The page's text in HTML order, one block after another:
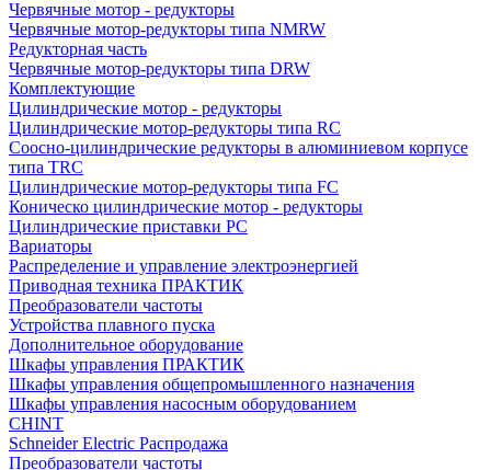
Червячные мотор - редукторы
Червячные мотор-редукторы типа NMRW
Редукторная часть
Червячные мотор-редукторы типа DRW
Комплектующие
Цилиндрические мотор - редукторы
Цилиндрические мотор-редукторы типа RC
Соосно-цилиндрические редукторы в алюминиевом корпусе
типа TRC
Цилиндрические мотор-редукторы типа FC
Коническо цилиндрические мотор - редукторы
Цилиндрические приставки PC
Вариаторы
Распределение и управление электроэнергией
Приводная техника ПРАКТИК
Преобразователи частоты
Устройства плавного пуска
Дополнительное оборудование
Шкафы управления ПРАКТИК
Шкафы управления общепромышленного назначения
Шкафы управления насосным оборудованием
CHINT
Schneider Electric Распродажа
Преобразователи частоты